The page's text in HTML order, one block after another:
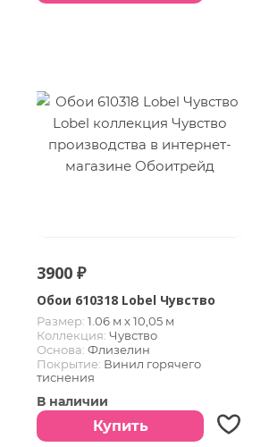
3900 ₽
Обои 610318 Lobel Чувство
Размер: 1.06 м х 10,05 м
Коллекция: Чувство
Основа: Флизелин
Покрытие: Винил горячего
тиснения
В наличии
Купить